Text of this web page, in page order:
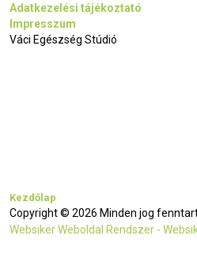
Adatkezelési tájékoztató
Impresszum
Váci Egészség Stúdió
Kezdőlap
Copyright © 2026 Minden jog
Websiker Weboldal Rendszer -